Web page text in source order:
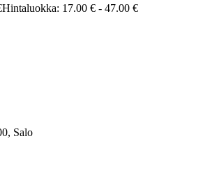
Hintaluokka: 17.00 € - 47.00 €
Salo